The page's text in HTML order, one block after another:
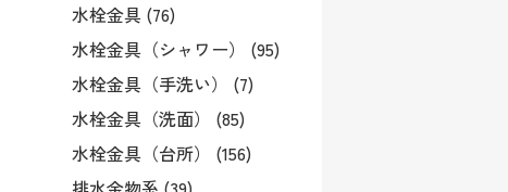
水栓金具 (76)
水栓金具（シャワー） (95)
水栓金具（手洗い） (7)
水栓金具（洗面） (85)
水栓金具（台所） (156)